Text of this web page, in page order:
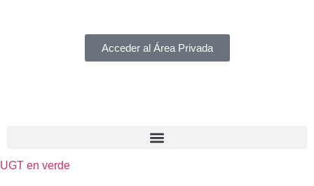
Acceder al Área Privada
UGT en verde